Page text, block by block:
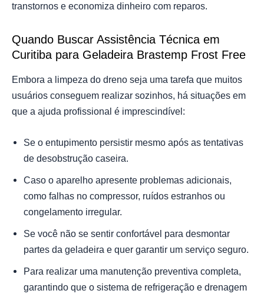
transtornos e economiza dinheiro com reparos.
Quando Buscar Assistência Técnica em
Curitiba para Geladeira Brastemp Frost Free
Embora a limpeza do dreno seja uma tarefa que muitos
usuários conseguem realizar sozinhos, há situações em
que a ajuda profissional é imprescindível:
Se o entupimento persistir mesmo após as tentativas
de desobstrução caseira.
Caso o aparelho apresente problemas adicionais,
como falhas no compressor, ruídos estranhos ou
congelamento irregular.
Se você não se sentir confortável para desmontar
partes da geladeira e quer garantir um serviço seguro.
Para realizar uma manutenção preventiva completa,
garantindo que o sistema de refrigeração e drenagem